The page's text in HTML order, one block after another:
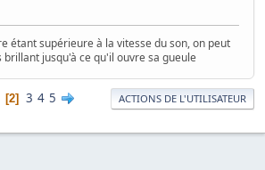
étant supérieure à la vitesse du son, on peut
jusqu'à ce qu'il ouvre sa gueule
2 3 4 5 ACTIONS DE L'UTILISATEUR